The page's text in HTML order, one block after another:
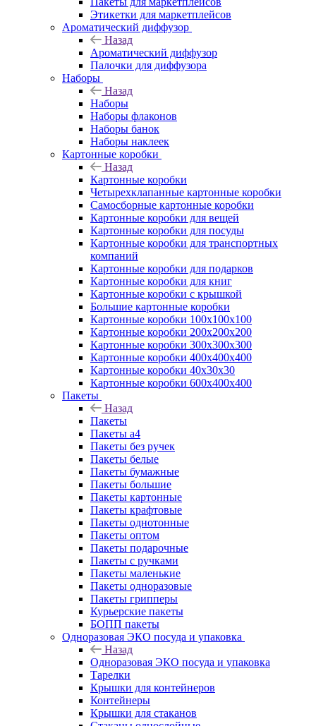
Этикетки для маркетплейсов
Ароматический диффузор
Назад
Ароматический диффузор
Палочки для диффузора
Наборы
Назад
Наборы
Наборы флаконов
Наборы банок
Наборы наклеек
Картонные коробки
Назад
Картонные коробки
Четырехклапанные картонные коробки
Самосборные картонные коробки
Картонные коробки для вещей
Картонные коробки для посуды
Картонные коробки для транспортных
компаний
Картонные коробки для подарков
Картонные коробки для книг
Картонные коробки с крышкой
Большие картонные коробки
Картонные коробки 100x100x100
Картонные коробки 200x200x200
Картонные коробки 300x300x300
Картонные коробки 400x400x400
Картонные коробки 40x30x30
Картонные коробки 600x400x400
Пакеты
Назад
Пакеты
Пакеты а4
Пакеты без ручек
Пакеты белые
Пакеты бумажные
Пакеты большие
Пакеты картонные
Пакеты крафтовые
Пакеты однотонные
Пакеты оптом
Пакеты подарочные
Пакеты с ручками
Пакеты маленькие
Пакеты одноразовые
Пакеты грипперы
Курьерские пакеты
БОПП пакеты
Одноразовая ЭКО посуда и упаковка
Назад
Одноразовая ЭКО посуда и упаковка
Тарелки
Крышки для контейнеров
Контейнеры
Крышки для стаканов